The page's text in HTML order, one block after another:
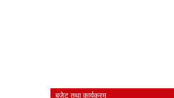
बजेट तथा कार्यक्रम